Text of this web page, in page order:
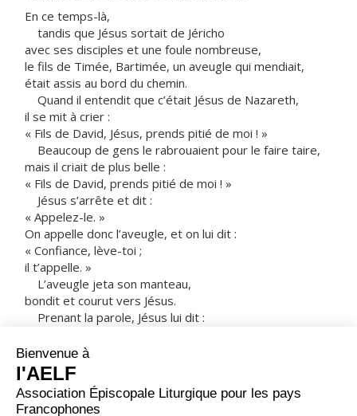
En ce temps-là,
tandis que Jésus sortait de Jéricho
avec ses disciples et une foule nombreuse,
le fils de Timée, Bartimée, un aveugle qui mendiait,
était assis au bord du chemin.
Quand il entendit que c’était Jésus de Nazareth,
il se mit à crier :
« Fils de David, Jésus, prends pitié de moi ! »
Beaucoup de gens le rabrouaient pour le faire taire,
mais il criait de plus belle :
« Fils de David, prends pitié de moi ! »
Jésus s’arrête et dit :
« Appelez-le. »
On appelle donc l’aveugle, et on lui dit :
« Confiance, lève-toi ;
il t’appelle. »
L’aveugle jeta son manteau,
bondit et courut vers Jésus.
Prenant la parole, Jésus lui dit :
L’aveugle lui dit :
«Rabbouni
Et Jésus lui dit :
« Va, ta foi t’a sauvé. »